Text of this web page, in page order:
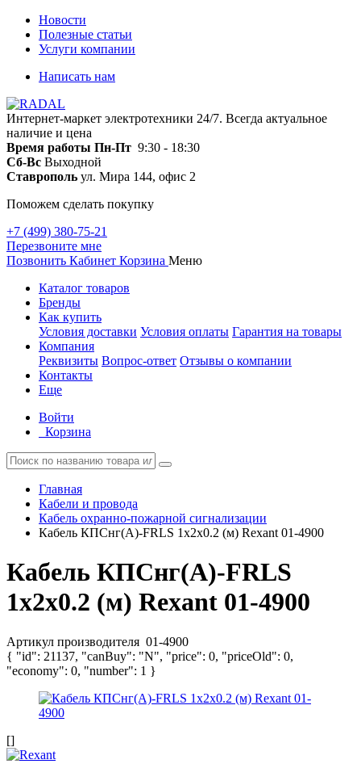
Новости
Полезные статьи
Услуги компании
Написать нам
Интернет-маркет электротехники 24/7. Всегда актуальное
наличие и цена
Время работы Пн-Пт 9:30 - 18:30
Сб-Вс Выходной
Ставрополь ул. Мира 144, офис 2
Поможем сделать покупку
+7 (499) 380-75-21
Перезвоните мне
Позвонить Кабинет Корзина Меню
Каталог товаров
Бренды
Как купить
Условия доставки Условия оплаты Гарантия на товары
Компания
Реквизиты Вопрос-ответ Отзывы о компании
Контакты
Еще
Войти
Корзина
Главная
Кабели и провода
Кабель охранно-пожарной сигнализации
Кабель КПСнг(А)-FRLS 1х2х0.2 (м) Rexant 01-4900
Кабель КПСнг(А)-FRLS
1х2х0.2 (м) Rexant 01-4900
Артикул производителя 01-4900
{ "id": 21137, "canBuy": "N", "price": 0, "priceOld": 0,
"economy": 0, "number": 1 }
[]